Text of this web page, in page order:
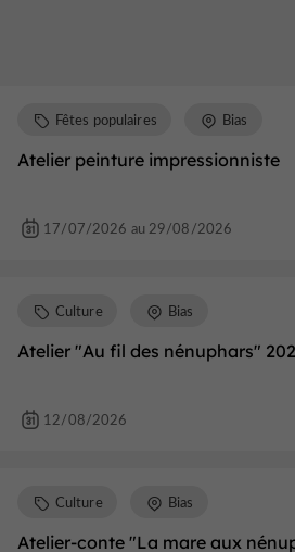
Atelier peinture impressionniste
Fêtes populaires Bias
17/07/2026 au 29/08/2026
Atelier "Au fil des nénuphars"
Culture Bias
12/08/2026
Atelier-conte "La mare aux
Culture Bias